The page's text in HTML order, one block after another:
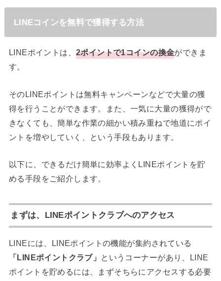
LINEコインを無料で獲得する方法
LINEポイントは、2ポイントで1コインの換金ができま
す。
そのLINEポイントは無料キャンペーンなどで大量の獲
得を行うことができます。また、一気に大量の獲得がで
きなくても、簡単な作業の細かい積み重ねで地道にポイ
ントを増やしていく、という手段もあります。
以下に、できるだけ簡単に効率よくLINEポイントを貯
める手段をご紹介します。
まずは、LINEポイントクラブへのアクセス
LINEには、LINEポイントの機能が集約されている
「LINEポイントクラブ」 というコーナーがあり、LINE
ポイントを貯めるには、まずそちらにアクセスする必要